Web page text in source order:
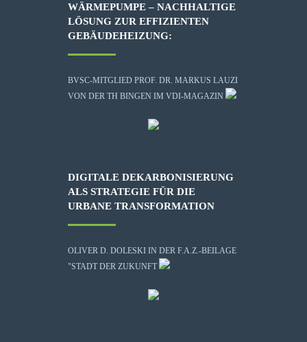
WÄRMEPUMPE – NACHHALTIGE
LÖSUNG ZUR EFFIZIENTEN
GEBÄUDEHEIZUNG:
BVSC-MITGLIED PROF. DR. MARKUS LAUZI
VON DER TH BINGEN IM VDI-MAGAZIN
DIGITALE DEKARBONISIERUNG
ALS STRATEGIE FÜR DIE
URBANE TRANSFORMATION
OLIVER D. DOLESKI IN DER F.A.Z.-BEILAGE
"STADT DER ZUKUNFT